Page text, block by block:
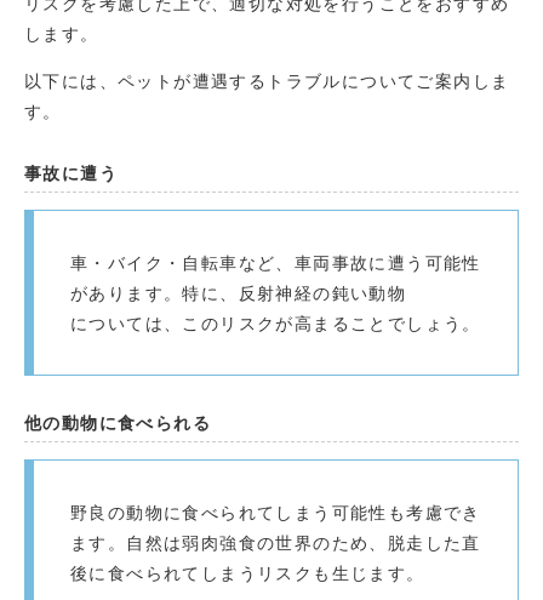
します。
以下には、ペットが遭遇するトラブルについてご案内しま
す。
事故に遭う
車・バイク・自転車など、車両事故に遭う可能性
があります。特に、反射神経の鈍い動物
については、このリスクが高まることでしょう。
他の動物に食べられる
野良の動物に食べられてしまう可能性も考慮でき
ます。自然は弱肉強食の世界のため、脱走した直
後に食べられてしまうリスクも生じます。